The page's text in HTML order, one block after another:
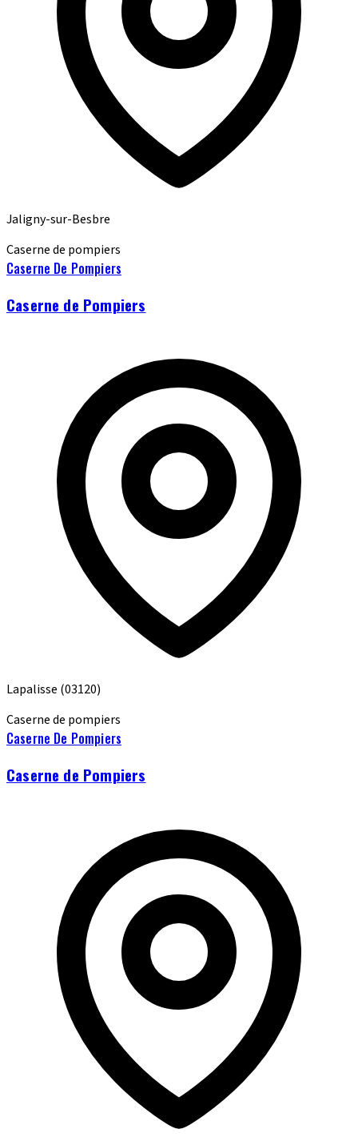
Jaligny-sur-Besbre
Caserne de pompiers
Caserne De Pompiers
Caserne de Pompiers
Lapalisse (03120)
Caserne de pompiers
Caserne De Pompiers
Caserne de Pompiers